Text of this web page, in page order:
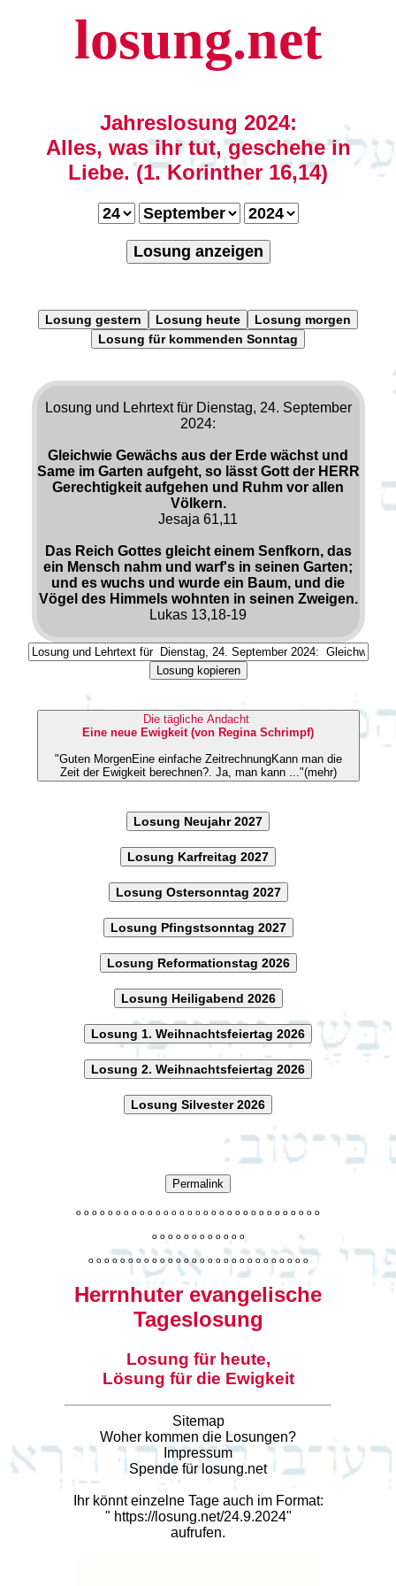
losung.net
Jahreslosung 2024:
Alles, was ihr tut, geschehe in
Liebe. (1. Korinther 16,14)
Losung anzeigen
Losung gestern Losung heute
Losung morgen
Losung für kommenden Sonntag
Losung und Lehrtext für Dienstag, 24. September
2024:
Gleichwie Gewächs aus der Erde wächst und
Same im Garten aufgeht, so lässt Gott der HERR
Gerechtigkeit aufgehen und Ruhm vor allen
Völkern.
Jesaja 61,11
Das Reich Gottes gleicht einem Senfkorn, das
ein Mensch nahm und warf's in seinen Garten;
und es wuchs und wurde ein Baum, und die
Vögel des Himmels wohnten in seinen Zweigen.
Lukas 13,18-19
Losung kopieren
Die tägliche Andacht
Eine neue Ewigkeit (von Regina Schrimpf)
"Guten MorgenEine einfache ZeitrechnungKann man die
Zeit der Ewigkeit berechnen?. Ja, man kann ..."(mehr)
Losung Neujahr 2027
Losung Karfreitag 2027
Losung Ostersonntag 2027
Losung Pfingstsonntag 2027
Losung Reformationstag 2026
Losung Heiligabend 2026
Losung 1. Weihnachtsfeiertag 2026
Losung 2. Weihnachtsfeiertag 2026
Losung Silvester 2026
Permalink
o o o o o o o o o o o o o o o o o o o o o o o o o o o o o o o
o o o o o o o o o o o o
o o o o o o o o o o o o o o o o o o o o o o o o o o o o
Herrnhuter evangelische
Tageslosung
Losung für heute,
Lösung für die Ewigkeit
Sitemap
Woher kommen die Losungen?
Impressum
Spende für losung.net
Ihr könnt einzelne Tage auch im Format:
" https://losung.net/24.9.2024"
aufrufen.